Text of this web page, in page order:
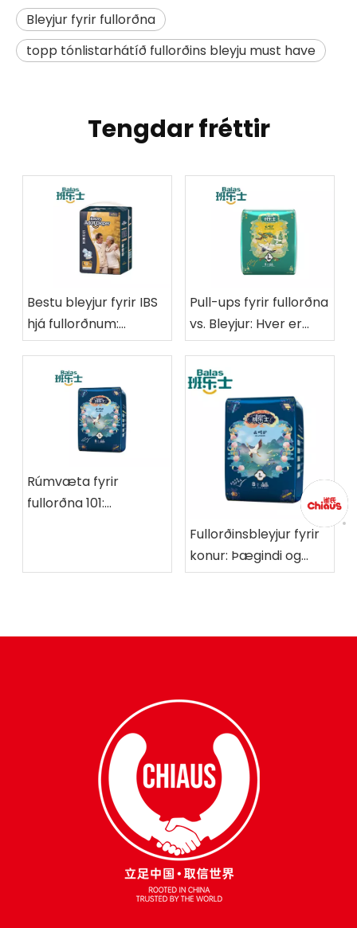
Bleyjur fyrir fullorðna
topp tónlistarhátíð fullorðins bleyju must have
Tengdar fréttir
Bestu bleyjur fyrir IBS
hjá fullorðnum:
Hvernig á að velja
Pull-ups fyrir fullorðna
vs. Bleyjur: Hver er
best fyrir þig?
Rúmvæta fyrir
fullorðna 101:
þarft að vita fyrir 2025
Fullorðinsbleyjur fyrir
konur: Þægindi og
vernd sem þú getur